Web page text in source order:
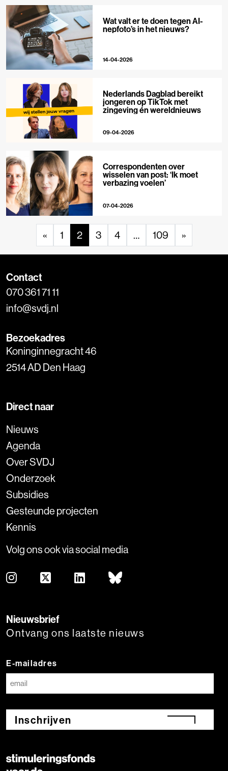
Wat valt er te doen tegen AI-
nepfoto’s in het nieuws?
14-04-2026
Nederlands Dagblad bereikt
jongeren op TikTok met
zingeving én wereldnieuws
09-04-2026
Correspondenten over
wisselen van post: ‘Ik moet
verbazing voelen’
07-04-2026
« 1 2 3 4 … 109 »
Contact
070 361 71 11
info@svdj.nl
Bezoekadres
Koninginnegracht 46
2514 AD Den Haag
Direct naar
Nieuws
Agenda
Over SVDJ
Onderzoek
Subsidies
Gesteunde projecten
Kennis
Volg ons ook via social media
Nieuwsbrief
Ontvang ons laatste nieuws
E-mailadres
Inschrijven